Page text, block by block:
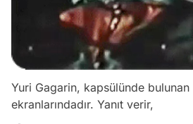
Yuri Gagarin, kapsülünde bulunan
ekranlarındadır. Yanıt verir,